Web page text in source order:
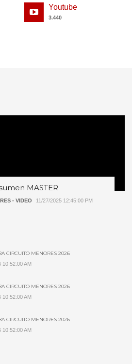
Youtube
3.440
MASTER
- VIDEO 11/27/2025 12:45:00 PM
CIRCUITO MENORES 2026
10:52:00 AM
CIRCUITO MENORES 2026
10:52:00 AM
CIRCUITO MENORES 2026
10:52:00 AM